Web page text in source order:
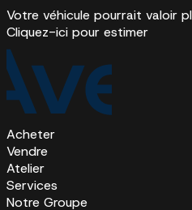
Votre véhicule pourrait valoir
Cliquez-ici pour estimer
Acheter
Vendre
Atelier
Services
Notre Groupe